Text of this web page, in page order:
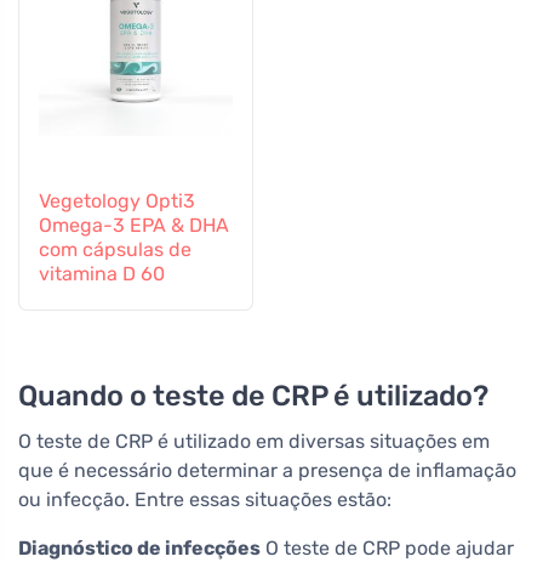
Vegetology Opti3
Omega-3 EPA & DHA
com cápsulas de
vitamina D 60
Quando o teste de CRP é utilizado?
O teste de CRP é utilizado em diversas situações em
que é necessário determinar a presença de inflamação
ou infecção. Entre essas situações estão:
Diagnóstico de infecções O teste de CRP pode ajudar